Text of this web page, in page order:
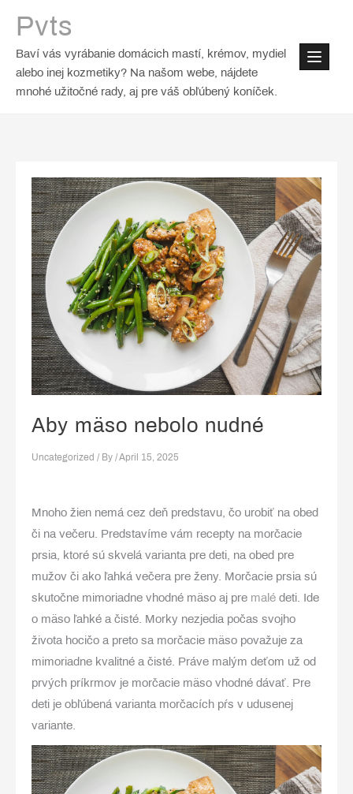
Pvts
Baví vás vyrábanie domácich mastí, krémov, mydiel
alebo inej kozmetiky? Na našom webe, nájdete
mnohé užitočné rady, aj pre váš obľúbený koníček.
Aby mäso nebolo nudné
Uncategorized / By /April 15, 2025
Mnoho žien nemá cez deň predstavu, čo urobiť na obed
či na večeru. Predstavíme vám recepty na morčacie
prsia, ktoré sú skvelá varianta pre deti, na obed pre
mužov či ako ľahká večera pre ženy. Morčacie prsia sú
skutočne mimoriadne vhodné mäso aj pre malé deti. Ide
o mäso ľahké a čisté. Morky nezjedia počas svojho
života hocičo a preto sa morčacie mäso považuje za
mimoriadne kvalitné a čisté. Práve malým deťom už od
prvých príkrmov je morčacie mäso vhodné dávať. Pre
deti je obľúbená varianta morčacích pŕs v udusenej
variante.